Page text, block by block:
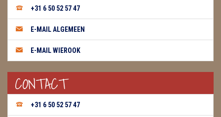
SPECIALE STUKKEN
TELEFOON KOORDEN
THEELICHTEN
VLINDERS
WIEROOK, OLIE & TOEBEHOREN
ZAKJES WATER ELIXERS
+31 6 50 52 57 47
E-MAIL ALGEMEEN
E-MAIL WIEROOK
CONTACT
+31 6 50 52 57 47